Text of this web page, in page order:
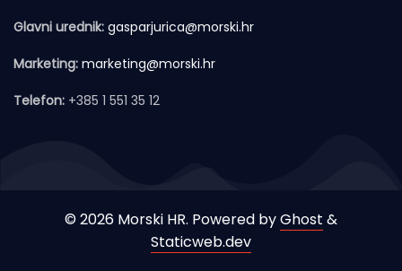
Glavni urednik: gasparjurica@morski.hr
Marketing: marketing@morski.hr
Telefon: +385 1 551 35 12
© 2026 Morski HR. Powered byGhost &
Staticweb.dev